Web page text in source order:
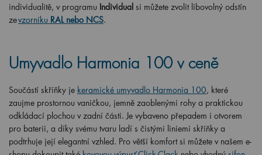
individualitě, v programu Individual si můžete zvolit libovolný odstín
zevzorníku RAL nebo NCS.
Umyvadlo Harmonia 100 v ceně
Součástí skříňky je keramické umyvadlo Harmonia 100, které
zaujme prostornou vaničkou, jemně zaoblenými rohy a praktickou
odkládací plochou v zadní části. Je vybaveno přepadem i otvorem
pro baterii, a díky svému tvaru ladí s čistými liniemi skříňky a
podtrhuje její elegantní vzhled. Pro větší komfort si můžete v našem e-